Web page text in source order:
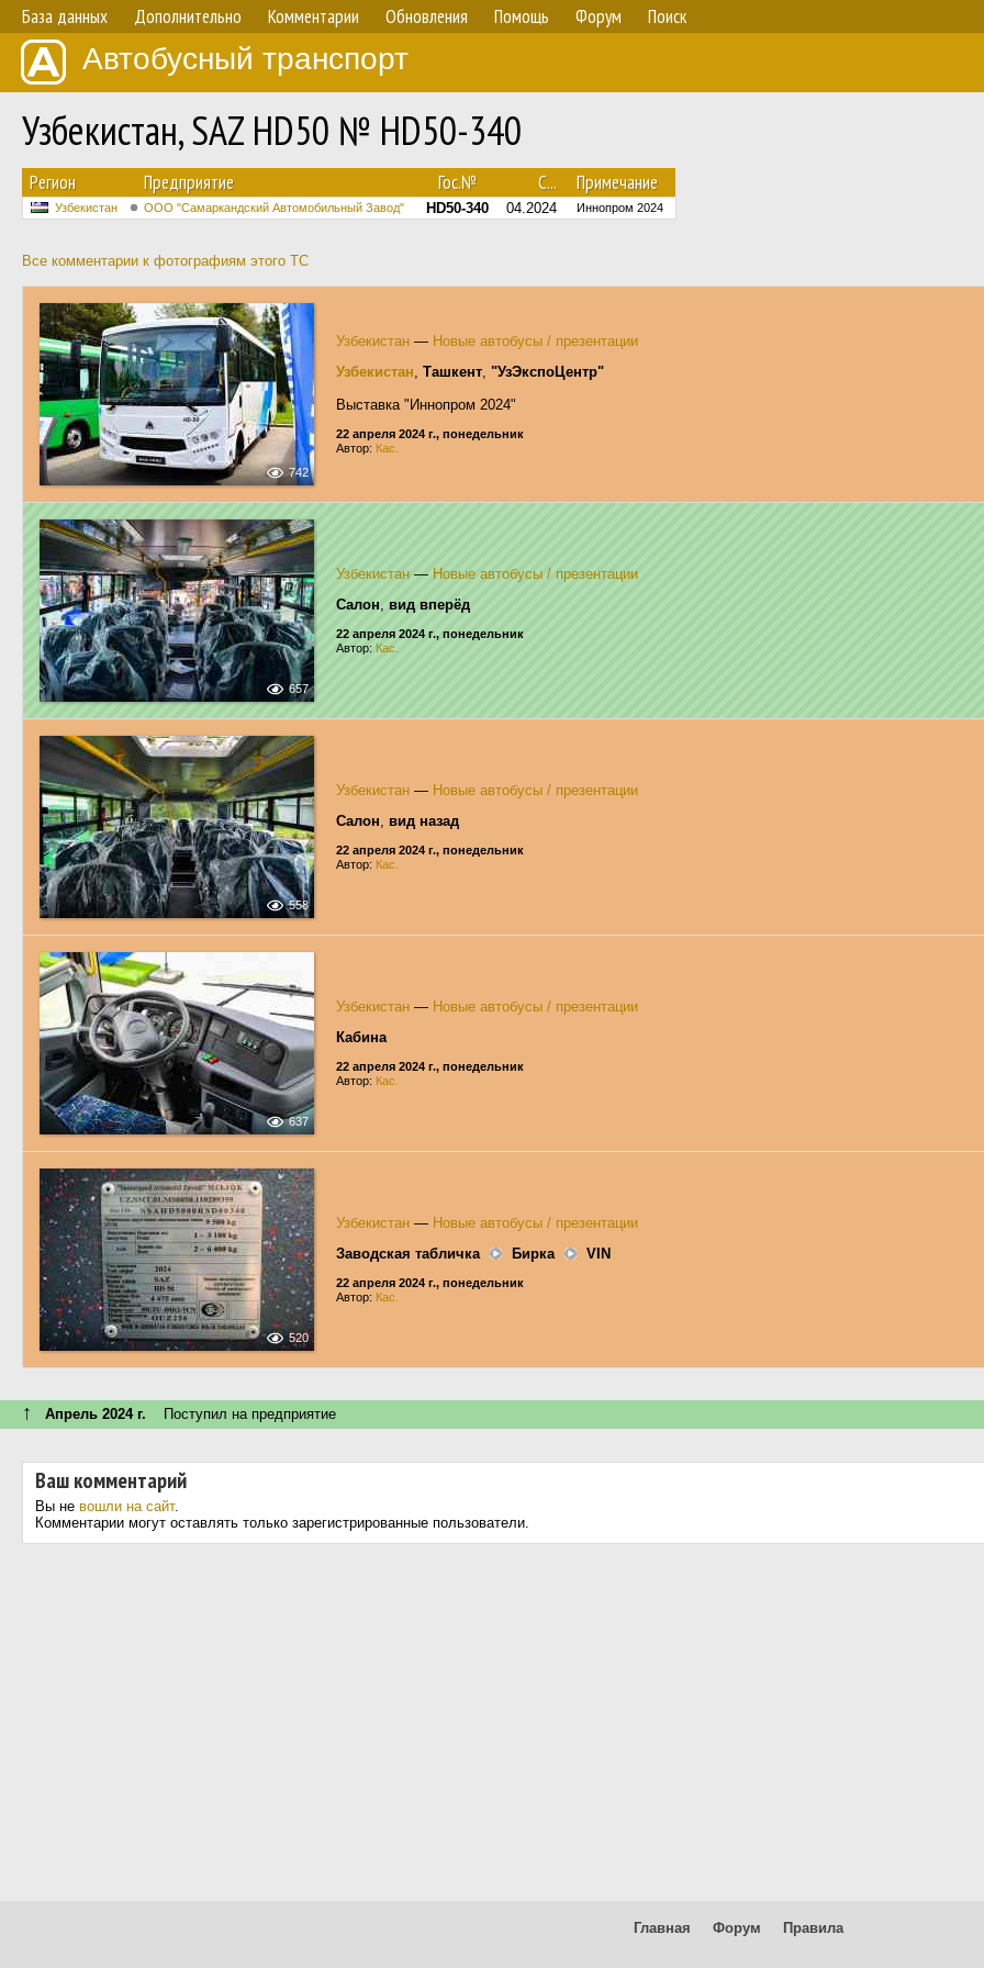
База данных Дополнительно Комментарии Обновления Помощь Форум Поиск
Автобусный транспорт
Узбекистан, SAZ HD50 № HD50-340
Регион Предприятие Гос.№ С... Примечание
Узбекистан ООО "Самаркандский Автомобильный Завод" HD50-340 04.2024 Иннопром 2024
Все комментарии к фотографиям этого ТС
742
Узбекистан — Новые автобусы / презентации
Узбекистан, Ташкент, "УзЭкспоЦентр"
Выставка "Иннопром 2024"
22 апреля 2024 г., понедельник
Автор: Кас.
657
Узбекистан — Новые автобусы / презентации
Салон, вид вперёд
22 апреля 2024 г., понедельник
Автор: Кас.
558
Узбекистан — Новые автобусы / презентации
Салон, вид назад
22 апреля 2024 г., понедельник
Автор: Кас.
637
Узбекистан — Новые автобусы / презентации
Кабина
22 апреля 2024 г., понедельник
Автор: Кас.
520
Узбекистан — Новые автобусы / презентации
Заводская табличка
Бирка VIN
22 апреля 2024 г., понедельник
Автор: Кас.
↑ Апрель 2024 г. Поступил на предприятие
Ваш комментарий
Вы не вошли на сайт.
Комментарии могут оставлять только зарегистрированные пользователи.
Главная Форум Правила